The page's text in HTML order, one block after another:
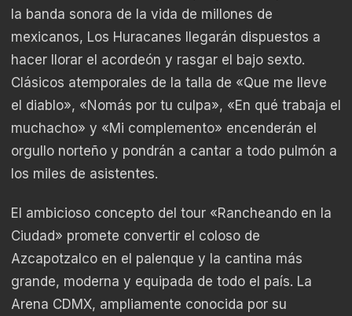
la banda sonora de la vida de millones de
mexicanos, Los Huracanes llegarán dispuestos a
hacer llorar el acordeón y rasgar el bajo sexto.
Clásicos atemporales de la talla de «Que me lleve
el diablo», «Nomás por tu culpa», «En qué trabaja el
muchacho» y «Mi complemento» encenderán el
orgullo norteño y pondrán a cantar a todo pulmón a
los miles de asistentes.
El ambicioso concepto del tour «Rancheando en la
Ciudad» promete convertir el coloso de
Azcapotzalco en el palenque y la cantina más
grande, moderna y equipada de todo el país. La
Arena CDMX, ampliamente conocida por su